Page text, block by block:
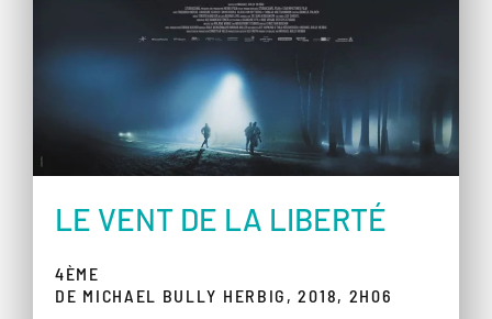
LE VENT DE LA LIBERTÉ
4ÈME
DE MICHAEL BULLY HERBIG, 2018, 2H06